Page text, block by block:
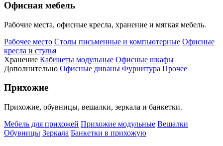
Офисная мебель
Рабочие места, офисные кресла, хранение и мягкая мебель.
Рабочее место Столы письменные и компьютерные Офисные
кресла и стулья
Хранение Кабинеты модульные Офисные шкафы
Дополнительно Офисные диваны Фурнитура Прочее
Прихожие
Прихожие, обувницы, вешалки, зеркала и банкетки.
Мебель для прихожей Прихожие модульные Вешалки
Обувницы Зеркала Банкетки в прихожую